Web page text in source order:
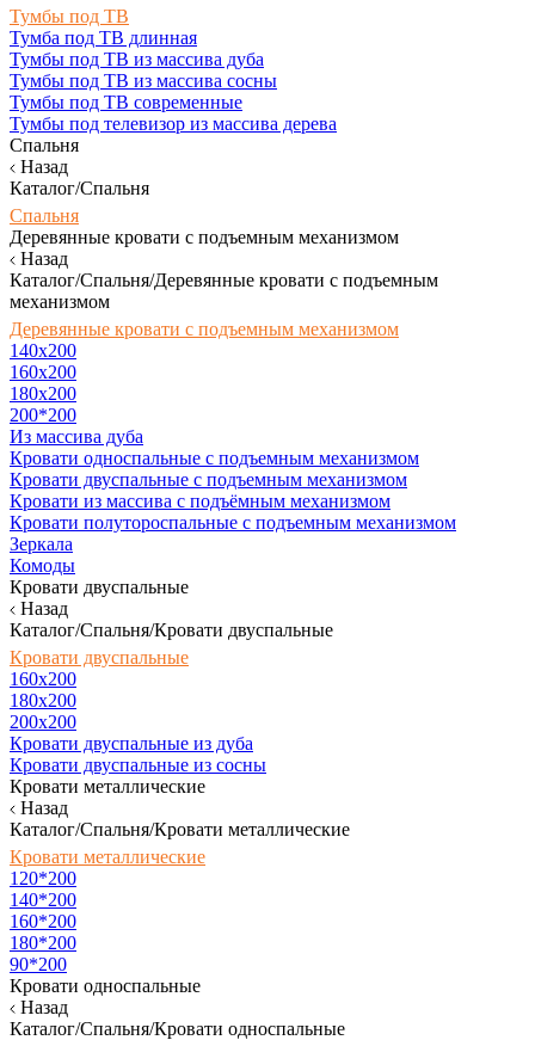
Тумбы под ТВ
Тумба под ТВ длинная
Тумбы под ТВ из массива дуба
Тумбы под ТВ из массива сосны
Тумбы под ТВ современные
Тумбы под телевизор из массива дерева
Спальня
Назад
Каталог/Спальня
Спальня
Деревянные кровати с подъемным механизмом
Назад
Каталог/Спальня/Деревянные кровати с подъемным
механизмом
Деревянные кровати с подъемным механизмом
140x200
160х200
180х200
200*200
Из массива дуба
Кровати односпальные с подъемным механизмом
Кровати двуспальные с подъемным механизмом
Кровати из массива с подъёмным механизмом
Кровати полутороспальные с подъемным механизмом
Зеркала
Комоды
Кровати двуспальные
Назад
Каталог/Спальня/Кровати двуспальные
Кровати двуспальные
160х200
180x200
200x200
Кровати двуспальные из дуба
Кровати двуспальные из сосны
Кровати металлические
Назад
Каталог/Спальня/Кровати металлические
Кровати металлические
120*200
140*200
160*200
180*200
90*200
Кровати односпальные
Назад
Каталог/Спальня/Кровати односпальные